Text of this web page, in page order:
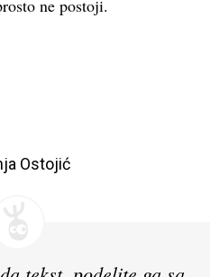
ne postoji.
Ostojić